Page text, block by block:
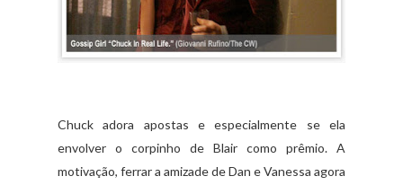
Chuck adora apostas e especialmente se ela
envolver o corpinho de Blair como prêmio. A
motivação, ferrar a amizade de Dan e Vanessa agora